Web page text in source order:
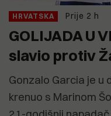
HRVATSKA Prije 2 h
GOLIJADA U
slavio protiv
Gonzalo Garcia je u
krenuo s Marinom